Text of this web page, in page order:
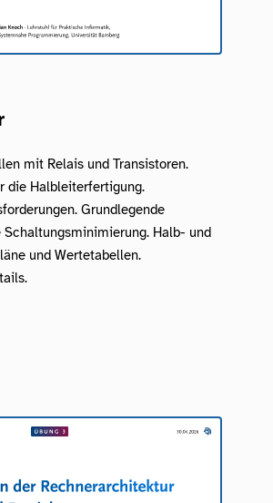
mit Relais und Transistoren.
die Halbleiterfertigung.
Grundlegende
Halb- und
und Wertetabellen.